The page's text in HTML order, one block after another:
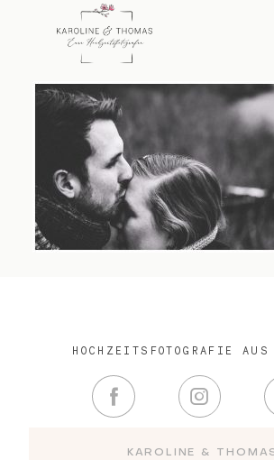
KAROLINE &
HOCHZEITSFOTOGRAFIE
Hochzeit
das besondere
Kontakt